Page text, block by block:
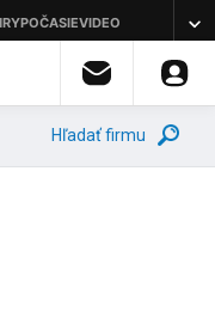
Hľadať firmu